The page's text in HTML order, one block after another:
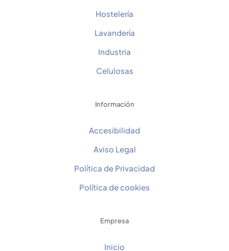
Hostelería
Lavandería
Industria
Celulosas
Información
Accesibilidad
Aviso Legal
Política de Privacidad
Política de cookies
Empresa
Inicio